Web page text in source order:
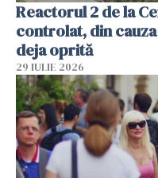
Reactorul 2 de la
controlat, din
deja oprită
29 IULIE 2026